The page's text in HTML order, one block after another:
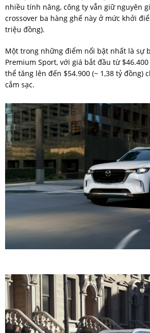
nhiều tính năng, công ty vẫn giữ nguyên
crossover ba hàng ghế này ở mức khởi
triệu đồng).
Một trong những điểm nổi bật nhất là sự
Premium Sport, với giá bắt đầu từ $46.400
thể tăng lên đến $54.900 (~ 1,38 tỷ đồng)
cắm sạc.